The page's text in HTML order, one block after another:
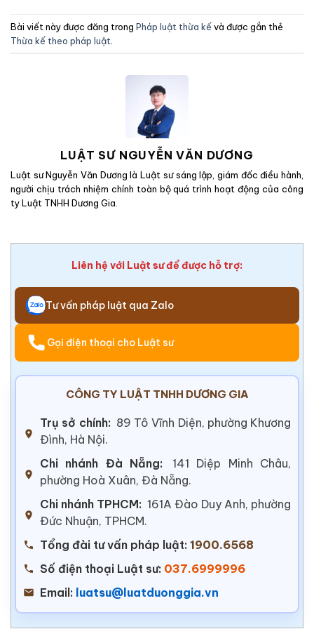
Bài viết này được đăng trong Pháp luật thừa kếvà được gắn thẻ
Thừa kế theo pháp luật
LUẬT SƯ NGUYỄN VĂN DƯƠNG
Luật sư Nguyễn Văn Dương là Luật sư sáng lập, giám đốc điều hành,
người chịu trách nhiệm chính toàn bộ quá trình hoạt động của công
ty Luật TNHH Dương Gia.
Liên hệ với Luật sư để được hỗ trợ:
Tư vấn pháp luật qua Zalo
Gọi điện thoại cho Luật sư
CÔNG TY LUẬT TNHH DƯƠNG GIA
Trụ sở chính: 89 Tô Vĩnh Diện, phường Khương
Đình, Hà Nội.
Chi nhánh Đà Nẵng:
141 Diệp Minh Châu,
phường Hoà Xuân, Đà Nẵng.
Chi nhánh TPHCM: 161A Đào Duy Anh, phường
Đức Nhuận, TPHCM.
Tổng đài tư vấn pháp luật: 1900.6568
Số điện thoại Luật sư: 037.6999996
Email: luatsu@luatduonggia.vn